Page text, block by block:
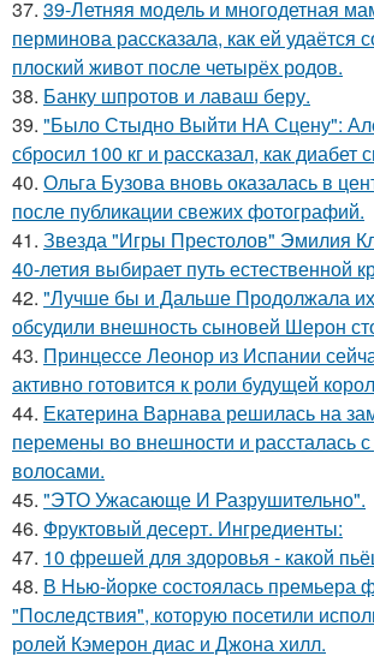
37. 39-Летняя модель и многодетная
перминова рассказала, как ей удаётся
плоский живот после четырёх родов.
38. Банку шпротов и лаваш беру.
39. "Было Стыдно Выйти НА Сцену":
сбросил 100 кг и рассказал, как диабет
40. Ольга Бузова вновь оказалась в
после публикации свежих фотографий.
41. Звезда "Игры Престолов" Эмилия
40-летия выбирает путь естественной
42. "Лучше бы и Дальше Продолжала их
обсудили внешность сыновей Шерон
43. Принцессе Леонор из Испании
активно готовится к роли будущей
44. Екатерина Варнава решилась на
перемены во внешности и рассталась
волосами.
45. "ЭТО Ужасающе И Разрушительно".
46. Фруктовый десерт. Ингредиенты:
47. 10 фрешей для здоровья - какой
48. В Нью-йорке состоялась премьера
"Последствия", которую посетили
ролей Кэмерон диас и Джона хилл.